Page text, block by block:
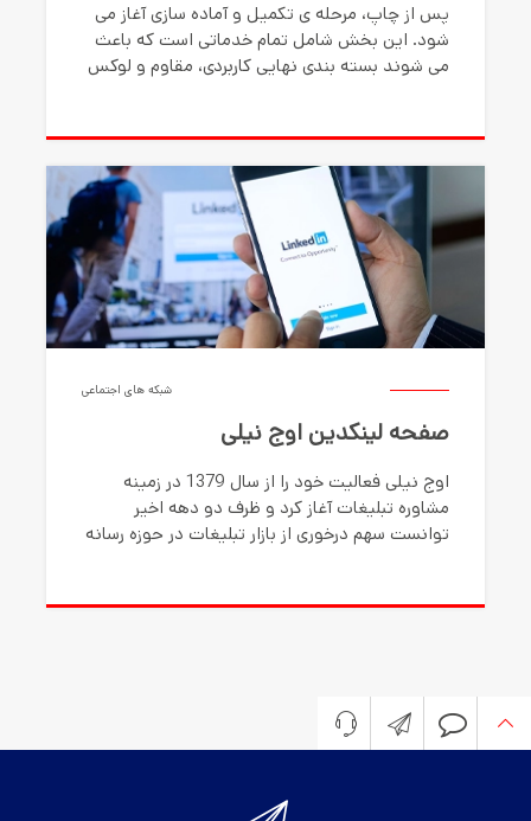
پس از چاپ، مرحله ی تکمیل و آماده سازی آغاز می
شود. این بخش شامل تمام خدماتی است که باعث
می شوند بسته بندی نهایی کاربردی، مقاوم و لوکس
شبکه های اجتماعی
صفحه لینکدین اوج نیلی
اوج نیلی فعالیت خود را از سال 1379 در زمینه
مشاوره تبلیغات آغاز کرد و ظرف دو دهه اخیر
توانست سهم درخوری از بازار تبلیغات در حوزه رسانه